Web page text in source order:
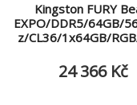
Kingston FURY
EXPO/DDR5/64GB/
z/CL36/1x64GB/
24 366 Kč